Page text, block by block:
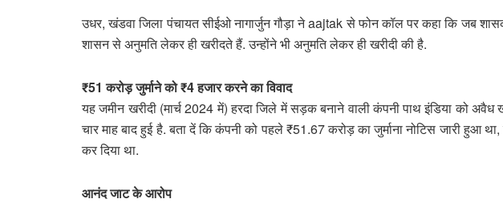
उधर, खंडवा जिला पंचायत सीईओ नागार्जुन गौड़ा ने aajtak से फोन कॉल पर कहा कि जब
शासन से अनुमति लेकर ही खरीदते हैं. उन्होंने भी अनुमति लेकर ही खरीदी की है.
₹51 करोड़ जुर्माने को ₹4 हजार करने का विवाद
यह जमीन खरीदी (मार्च 2024 में) हरदा जिले में सड़क बनाने वाली कंपनी पाथ इंडिया को
चार माह बाद हुई है. बता दें कि कंपनी को पहले ₹51.67 करोड़ का जुर्माना नोटिस जारी हुआ
कर दिया था.
आनंद जाट के आरोप